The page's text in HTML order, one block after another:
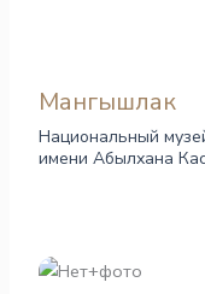
Мангышлак
Национальный
имени Абылхана